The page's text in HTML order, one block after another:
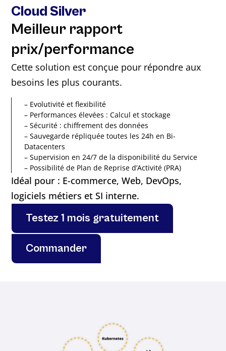
Cloud Silver
Meilleur rapport
prix/performance
Cette solution est conçue pour répondre aux
besoins les plus courants.
– Evolutivité et flexibilité
– Performances élevées : Calcul et stockage
– Sécurité : chiffrement des données
– Sauvegarde répliquée toutes les 24h en Bi-
Datacenters
– Supervision en 24/7 de la disponibilité du Service
– Possibilité de Plan de Reprise d’Activité (PRA)
Idéal pour : E-commerce, Web, DevOps,
logiciels métiers et SI interne.
Testez 1 mois gratuitement
Commander